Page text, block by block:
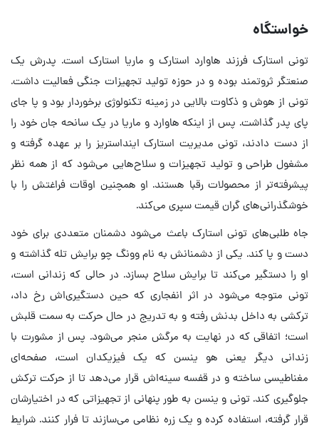
خواستگاه
تونی استارک فرزند هاوارد استارک و ماریا استارک است. پدرش یک
صنعتگر ثروتمند بوده و در حوزه تولید تجهیزات جنگی فعالیت داشت.
تونی از هوش و ذکاوت بالایی در زمینه تکنولوژی برخوردار بود و پا جای
پای پدر گذاشت. پس از اینکه هاوارد و ماریا در یک سانحه جان خود را
از دست دادند، تونی مدیریت استارک اینداستریز را بر عهده گرفته و
مشغول طراحی و تولید تجهیزات و سلاح‌هایی می‌شود که از همه نظر
پیشرفته‌تر از محصولات رقبا هستند. او همچنین اوقات فراغتش را با
خوشگذرانی‌های گران قیمت سپری می‌کند.
جاه طلبی‌های تونی استارک باعث می‌شود دشمنان متعددی برای خود
دست و پا کند. یکی از دشمنانش به نام وونگ چو برایش تله گذاشته و
او را دستگیر می‌کند تا برایش سلاح بسازد. در حالی که زندانی است،
تونی متوجه می‌شود در اثر انفجاری که حین دستگیری‌اش رخ داد،
ترکشی به داخل بدنش رفته و به تدریج در حال حرکت به سمت قلبش
است؛ اتفاقی که در نهایت به مرگش منجر می‌شود. پس از مشورت با
زندانی دیگر یعنی هو ینسن که یک فیزیکدان است، صفحه‌ای
مغناطیسی ساخته و در قفسه سینه‌اش قرار می‌دهد تا از حرکت ترکش
جلوگیری کند. تونی و ینسن به طور پنهانی از تجهیزاتی که در اختیارشان
قرار گرفته، استفاده کرده و یک زره نظامی می‌سازند تا فرار کنند. شرایط